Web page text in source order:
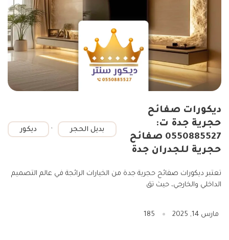
بديل الحجر , ديكور
ديكورات صفائح
حجرية جدة ت:
0550885527 صفائح
حجرية للجدران جدة
تعتبر ديكورات صفائح حجرية جدة من الخيارات الرائجة في عالم التصميم
الداخلي والخارجي، حيث تق
مارس 14, 2025 185